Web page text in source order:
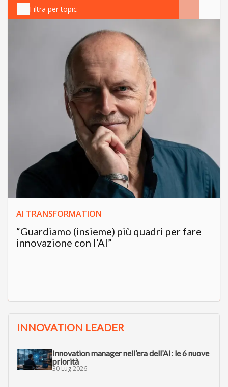
Filtra per topic
AI TRANSFORMATION
“Guardiamo (insieme) più quadri per fare
innovazione con l’AI”
INNOVATION LEADER
Innovation manager nell’era dell’AI: le 6 nuove
priorità
30 Lug 2026